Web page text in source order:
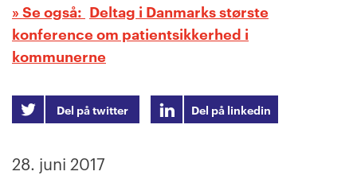
Deltag i Danmarks største
konference om patientsikkerhed i
kommunerne
Del på twitter Del på linkedin
28. juni 2017